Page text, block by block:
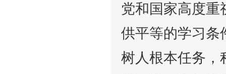
党和国家高度重
供平等的学习条
树人根本任务，